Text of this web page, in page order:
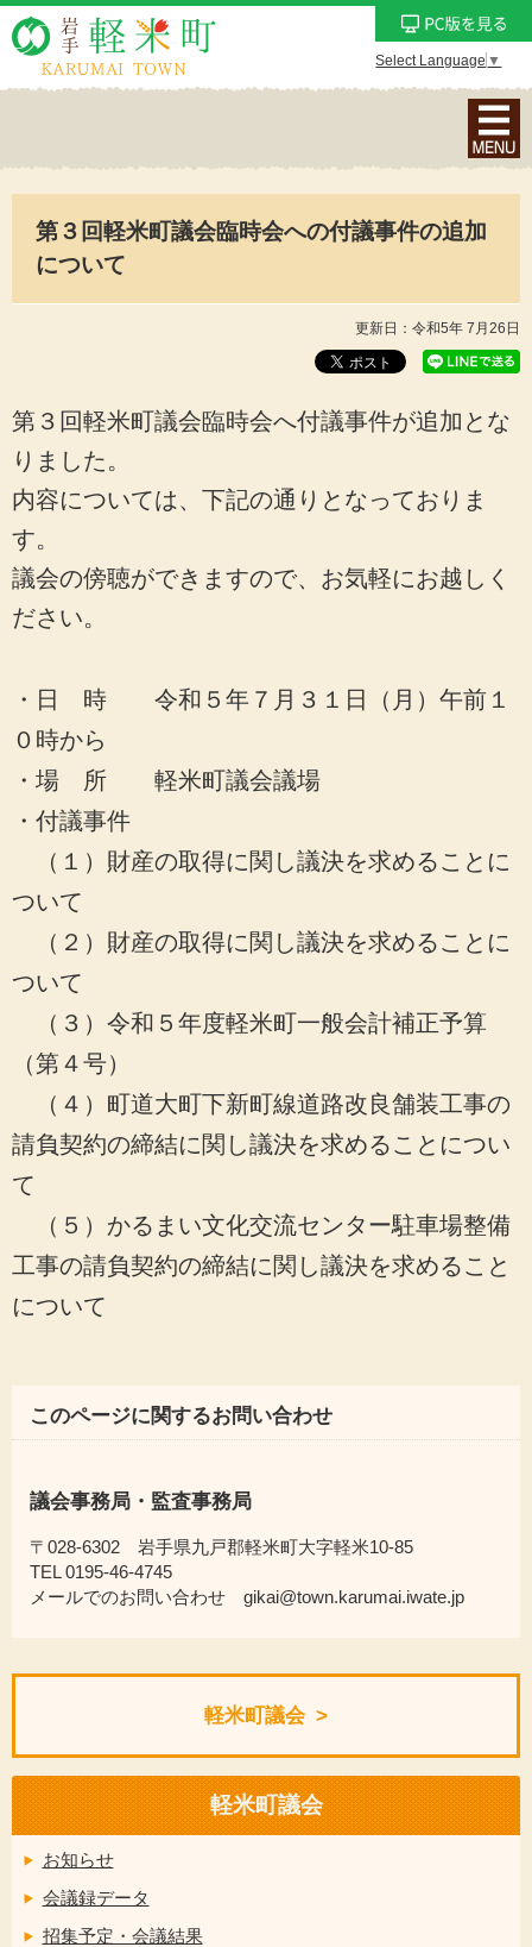
Select Language ▼
ナ
ビ
シ
メ
ニ
ュ
ー
を
示
第３回軽米町議会臨時会への付議事件の追加
について
更新日：令和5年 7月26日
第３回軽米町議会臨時会へ付議事件が追加とな
りました。
内容については、下記の通りとなっておりま
す。
議会の傍聴ができますので、お気軽にお越しく
ださい。
・日 時 令和５年７月３１日（月）午前１
０時から
・場 所 軽米町議会議場
・付議事件
（１）財産の取得に関し議決を求めることに
ついて
（２）財産の取得に関し議決を求めることに
ついて
（３）令和５年度軽米町一般会計補正予算
（第４号）
（４）町道大町下新町線道路改良舗装工事の
請負契約の締結に関し議決を求めることについ
て
（５）かるまい文化交流センター駐車場整備
工事の請負契約の締結に関し議決を求めること
について
このページに関するお問い合わせ
議会事務局・監査事務局
〒028-6302 岩手県九戸郡軽米町大字軽米10-85
TEL 0195-46-4745
メールでのお問い合わせ gikai@town.karumai.iwate.jp
軽米町議会
軽米町議会
お知らせ
会議録データ
招集予定・会議結果